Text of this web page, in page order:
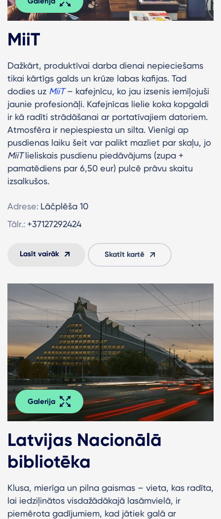
MiiT
Dažkārt, produktīvai darba dienai nepieciešams
tikai kārtīgs galds un krūze labas kafijas. Tad
dodies uz MiiT– kafejnīcu, ko jau izsenis iemīļojuši
jaunie profesionāļi. Kafejnīcas lielie koka kopgaldi
ir kā radīti strādāšanai ar portatīvajiem datoriem.
Atmosfēra ir nepiespiesta un silta. Vienīgi ap
pusdienas laiku šeit var palikt mazliet par skaļu, jo
MiiTlieliskais pusdienu piedāvājums (zupa +
pamatēdiens par 6,50 eur) pulcē prāvu skaitu
izsalkušos.
Adrese: Lāčplēša 10
Tālr.: +37127292424
Lasīt vairāk Skatīt kartē
Galerija
Latvijas Nacionālā
bibliotēka
Klusa, mierīga un pilna gaismas – vieta, kas radīta,
lai iedziļinātos visdažādākajā lasāmvielā, ir
piemērota gadījumiem, kad jātiek galā ar